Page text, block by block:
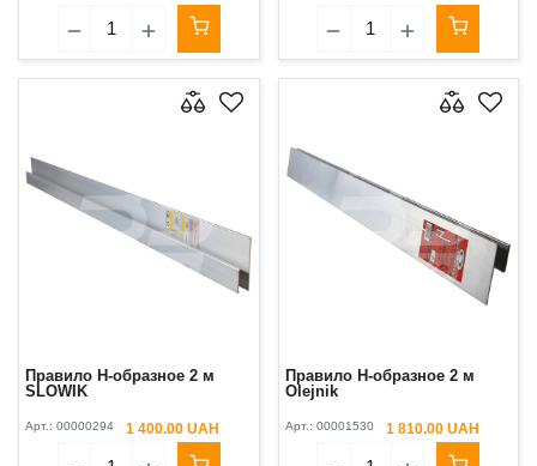
Правило H-образное 2 м
SLOWIK
Арт.: 00000294 1 400.00 UAH
Правило H-образное 2 м
Olejnik
Арт.: 00001530 1 810.00 UAH